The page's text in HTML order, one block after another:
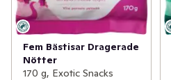
Fem Bästisar Dragerade
Nötter
170 g, Exotic Snacks